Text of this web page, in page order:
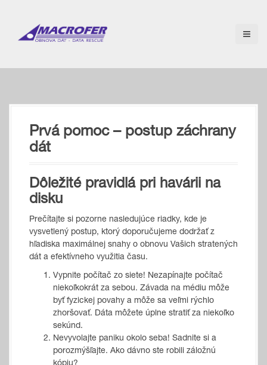
o
Prvá pomoc – postup záchrany
dát
Dôležité pravidlá pri havárii na
disku
Prečítajte si pozorne nasledujúce riadky, kde je
vysvetlený postup, ktorý doporučujeme dodržať z
hľadiska maximálnej snahy o obnovu Vašich stratených
dát a efektívneho využitia času.
Vypnite počítač zo siete! Nezapínajte počítač
niekoľkokrát za sebou. Závada na médiu môže
byť fyzickej povahy a môže sa veľmi rýchlo
zhoršovať. Dáta môžete úplne stratiť za niekoľko
sekúnd.
Nevyvolajte paniku okolo seba! Sadnite si a
porozmýšľajte. Ako dávno ste robili záložnú